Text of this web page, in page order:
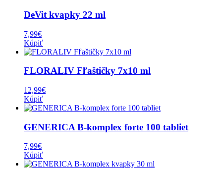
DeVit kvapky 22 ml
7,99€
Kúpiť
FLORALIV Fľaštičky 7x10 ml
12,99€
Kúpiť
GENERICA B-komplex forte 100 tabliet
7,99€
Kúpiť